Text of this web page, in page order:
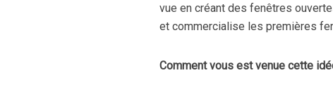
vue en créant des fenêtres
et commercialise les premières
Comment vous est venue cette